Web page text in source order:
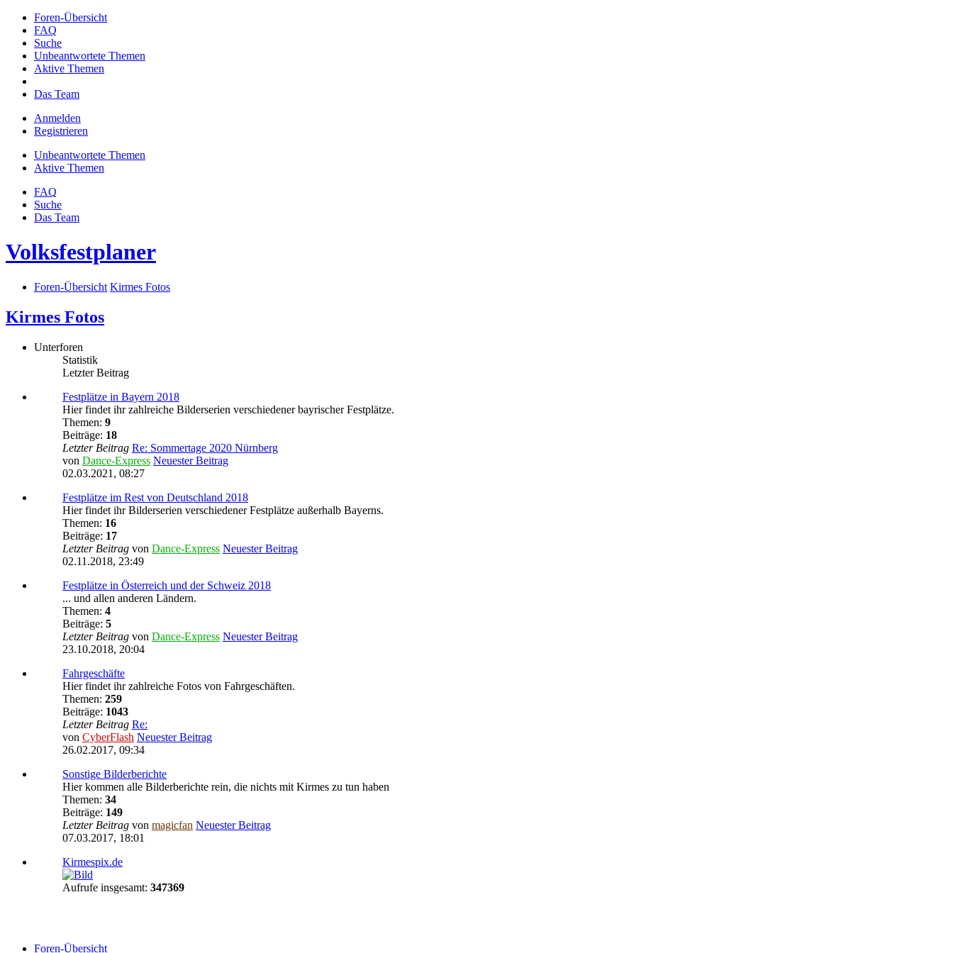
Foren-Übersicht
FAQ
Suche
Unbeantwortete Themen
Aktive Themen
Das Team
Anmelden
Registrieren
Unbeantwortete Themen
Aktive Themen
FAQ
Suche
Das Team
Volksfestplaner
Foren-Übersicht Kirmes Fotos
Kirmes Fotos
Unterforen
Statistik
Letzter Beitrag
Festplätze in Bayern 2018
Hier findet ihr zahlreiche Bilderserien verschiedener bayrischer Festplätze.
Themen: 9
Beiträge: 18
Letzter Beitrag Re: Sommertage 2020 Nürnberg
von Dance-Express Neuester Beitrag
02.03.2021, 08:27
Festplätze im Rest von Deutschland 2018
Hier findet ihr Bilderserien verschiedener Festplätze außerhalb Bayerns.
Themen: 16
Beiträge: 17
Letzter Beitrag von Dance-Express Neuester Beitrag
02.11.2018, 23:49
Festplätze in Österreich und der Schweiz 2018
... und allen anderen Ländern.
Themen: 4
Beiträge: 5
Letzter Beitrag von Dance-Express Neuester Beitrag
23.10.2018, 20:04
Fahrgeschäfte
Hier findet ihr zahlreiche Fotos von Fahrgeschäften.
Themen: 259
Beiträge: 1043
Letzter Beitrag Re:
von CyberFlash Neuester Beitrag
26.02.2017, 09:34
Sonstige Bilderberichte
Hier kommen alle Bilderberichte rein, die nichts mit Kirmes zu tun haben
Themen: 34
Beiträge: 149
Letzter Beitrag von magicfan Neuester Beitrag
07.03.2017, 18:01
Kirmespix.de
Aufrufe insgesamt: 347369
Foren-Übersicht